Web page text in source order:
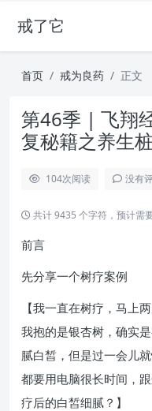
戒了它
首页 戒为良药 正文
第46季 | 飞翔
复秘籍之养生
104次阅读 没有
共计 9435 个字符，预计需
前言
先分享一个树疗案例
【我一直在树疗，马上
我抱的是银杏树，确实
腻白皙，但是过一会儿
都要用电脑很长时间，
疗后的白皙细腻？】